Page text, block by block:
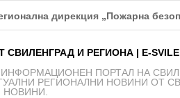
150 деца от школата на ФК
И РЕГИОНА | E-
ИНФОРМАЦИОНЕН ПОРТАЛ НА
РЕГИОНАЛНИ НОВИНИ ОТ